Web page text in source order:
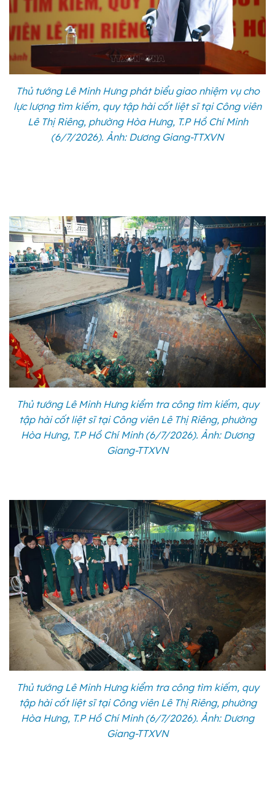
Thủ tướng Lê Minh Hưng phát biểu giao nhiệm vụ cho
lực lượng tìm kiếm, quy tập hài cốt liệt sĩ tại Công viên
Lê Thị Riêng, phường Hòa Hưng, T.P Hồ Chí Minh
(6/7/2026). Ảnh: Dương Giang-TTXVN
Thủ tướng Lê Minh Hưng kiểm tra công tìm kiếm, quy
tập hài cốt liệt sĩ tại Công viên Lê Thị Riêng, phường
Hòa Hưng, T.P Hồ Chí Minh (6/7/2026). Ảnh: Dương
Giang-TTXVN
Thủ tướng Lê Minh Hưng kiểm tra công tìm kiếm, quy
tập hài cốt liệt sĩ tại Công viên Lê Thị Riêng, phường
Hòa Hưng, T.P Hồ Chí Minh (6/7/2026). Ảnh: Dương
Giang-TTXVN